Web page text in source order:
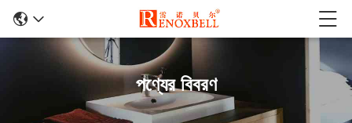
পণ্যের বিবরণ